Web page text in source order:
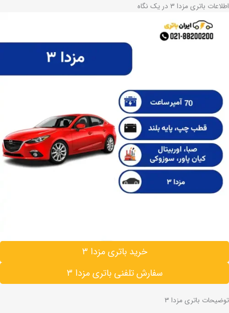
اطلاعات باتری مزدا ۳ در یک نگاه
خرید باتری مزدا ۳
سفارش تلفنی باتری مزدا ۳
توضیحات باتری مزدا ۳